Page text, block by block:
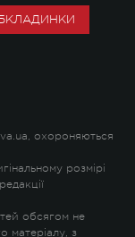
охороняються
розмірі
обсягом не
матеріалу, з